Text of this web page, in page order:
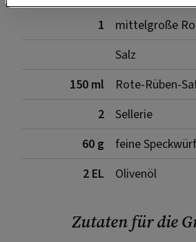
1
mittelgroße
Salz
150 ml
Rote-Rüben-
2
Sellerie
60 g
feine
2 EL
Olivenöl
Zutaten für die